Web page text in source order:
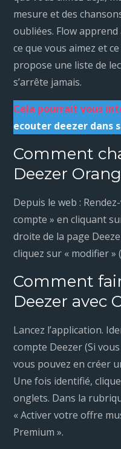
mesure et des
oubliées. Flow
ce que vous aimez et
propose une liste de
s’arrête jamais.
Cela pourrait vous
ecouter deezer dans
Comment
Deezer
Depuis le web :
compte » en cliquant
droite de la page
cliquez sur « modifier »
Comment
Deezer avec
Lancez l’application.
compte Deezer (Si
vous pouvez en créer
Une fois identifié,
onglets. Dans la
« Activer votre offre
Premium ».